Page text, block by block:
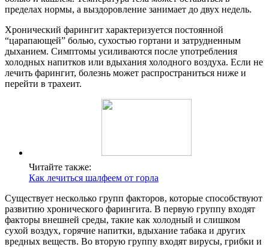
пределах нормы, а выздоровление занимает до двух недель.
Хронический фарингит характеризуется постоянной
“царапающей” болью, сухостью гортани и затрудненным
дыханием. Симптомы усиливаются после употребления
холодных напитков или вдыхания холодного воздуха. Если не
лечить фарингит, болезнь может распространиться ниже и
перейти в трахеит.
Читайте также:
Как лечиться шалфеем от горла
Существует несколько групп факторов, которые способствуют
развитию хронического фарингита. В первую группу входят
факторы внешней среды, такие как холодный и слишком
сухой воздух, горячие напитки, вдыхание табака и других
вредных веществ. Во вторую группу входят вирусы, грибки и